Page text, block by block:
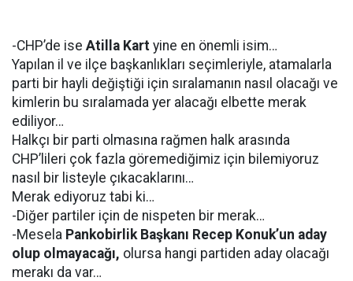
-CHP’de ise Atilla Kart yine en önemli isim…
Yapılan il ve ilçe başkanlıkları seçimleriyle, atamalarla
parti bir hayli değiştiği için sıralamanın nasıl olacağı ve
kimlerin bu sıralamada yer alacağı elbette merak
ediliyor…
Halkçı bir parti olmasına rağmen halk arasında
CHP’lileri çok fazla göremediğimiz için bilemiyoruz
nasıl bir listeyle çıkacaklarını…
Merak ediyoruz tabi ki…
-Diğer partiler için de nispeten bir merak…
-Mesela Pankobirlik Başkanı Recep Konuk’un aday
olup olmayacağı, olursa hangi partiden aday olacağı
merakı da var…